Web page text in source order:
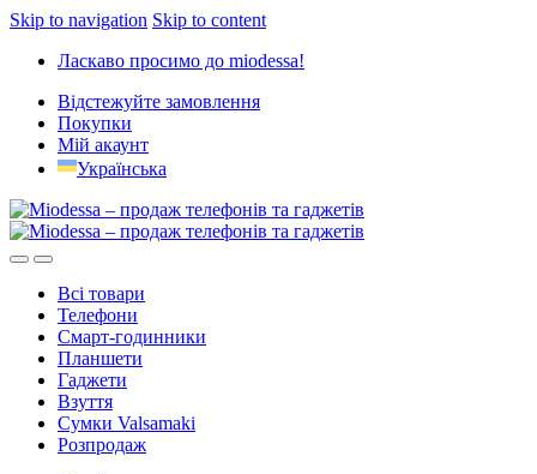
Skip to navigation Skip to content
Ласкаво просимо до miodessa!
Відстежуйте замовлення
Покупки
Мій акаунт
Українська
Всі товари
Телефони
Смарт-годинники
Планшети
Гаджети
Взуття
Сумки Valsamaki
Розпродаж